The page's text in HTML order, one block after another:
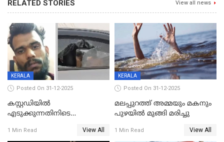
RELATED STORIES View all news
KERALA
Posted On 31-12-2025
കസ്റ്റഡിയിൽ
എടുക്കുന്നതിനിടെ
വധശ്രമക്കേസ് പ്രതി പിടിയിൽ
1 Min Read View All
KERALA
Posted On 31-12-2025
മലപ്പുറത്ത് അമ്മയും മകനും
പുഴയിൽ മുങ്ങി മരിച്ചു
1 Min Read View All